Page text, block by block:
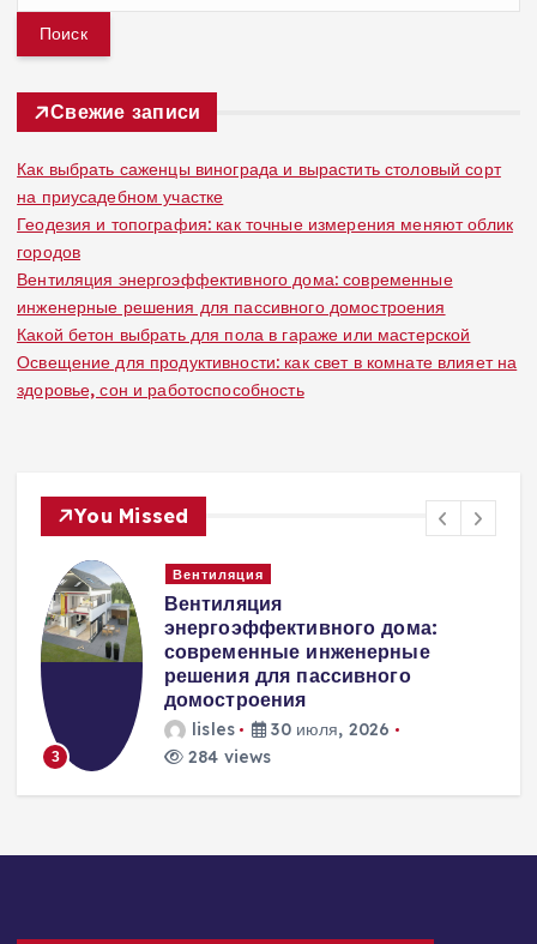
т
Свежие записи
Как выбрать саженцы винограда и вырастить столовый сорт
на приусадебном участке
Геодезия и топография: как точные измерения меняют облик
городов
Вентиляция энергоэффективного дома: современные
инженерные решения для пассивного домостроения
Какой бетон выбрать для пола в гараже или мастерской
Освещение для продуктивности: как свет в комнате влияет на
здоровье, сон и работоспособность
You Missed
3
Вентиляция
Вентиляция
энергоэффективного дома:
современные инженерные
решения для пассивного
домостроения
lisles
30 июля, 2026
284 views